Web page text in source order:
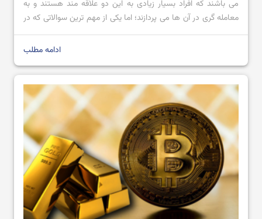
بهترین صرافی ارز دیجیتال ایرانی و خارجی بدون تحریم
بهترین نرم افزار های ترید ارز دیجیتال در سال 2024
آموزش صرافی Bingx از ثبت نام تا خرید و فروش ارز دیجیتال
می باشند که افراد بسیار زیادی به این دو علاقه مند هستند و به
معامله گری در آن ها می پردازند؛ اما یکی از مهم ترین سوالاتی که در
ذهن افراد شکل می گیرد این است که کدام یک از این دو می توانند
ادامه مطلب